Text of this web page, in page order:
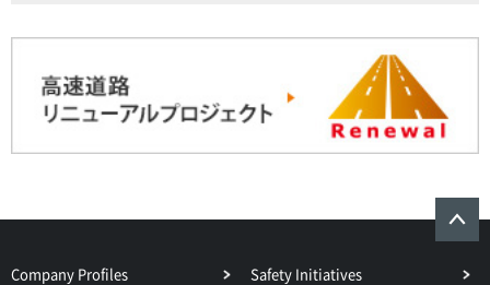
Company Profiles Safety Initiatives